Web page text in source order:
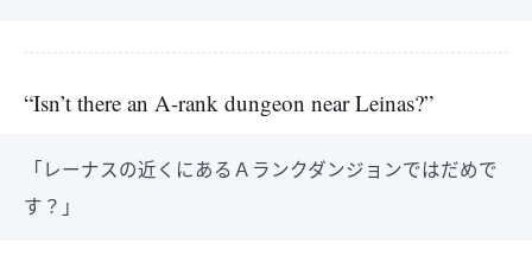
“Isn’t there an A-rank dungeon near Leinas?”
「レーナスの近くにあるＡランクダンジョンではだめで
す？」